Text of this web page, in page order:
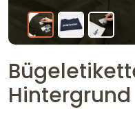
Hintergrund